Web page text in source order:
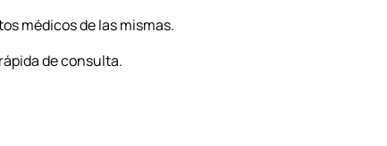
médicos de las mismas.
de consulta.